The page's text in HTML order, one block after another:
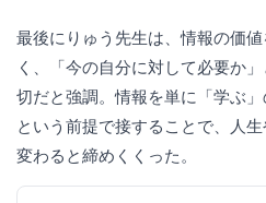
最後にりゅう先生は、情報の価
く、「今の自分に対して必要か
切だと強調。情報を単に「学ぶ」
という前提で接することで、人
変わると締めくくった。